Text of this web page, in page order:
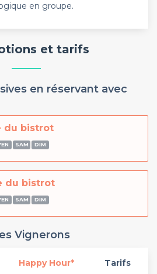
en groupe.
et tarifs
en réservant avec
du bistrot
SAM DIM
du bistrot
SAM DIM
Vignerons
Happy Hour* Tarifs